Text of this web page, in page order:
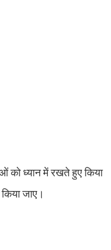
को ध्यान में रखते हुए किया
जाए।